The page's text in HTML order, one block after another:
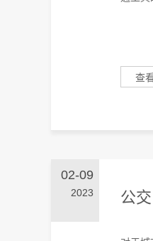
查
02-09
2023 公